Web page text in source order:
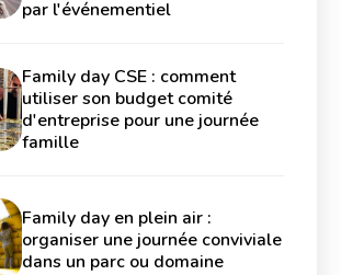
par l'événementiel
Family day CSE : comment
utiliser son budget comité
d'entreprise pour une journée
famille
Family day en plein air :
organiser une journée conviviale
dans un parc ou domaine